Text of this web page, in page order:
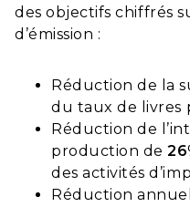
des objectifs chiffrés
d’émission :
Réduction de la
du taux de livres
Réduction de
production de
des activités
Réduction